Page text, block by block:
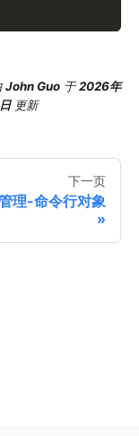
John Guo 于2026年
更新
下一页
理-命令行对象